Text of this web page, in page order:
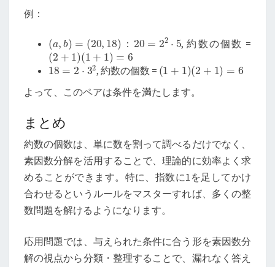
例：
(a b)= 20,18 ： 20 2⋅5 , 約数の個数 =
(2+ 1)(1 +1)=6
18 = ⋅32 , 約数の個数 = (1 )(2 +1 6
よって、このペアは条件を満たします。
まとめ
約数の個数は、単に数を割って調べるだけでなく、
素因数分解を活用することで、理論的に効率よく求
めることができます。特に、指数に1を足してかけ
合わせるというルールをマスターすれば、多くの整
数問題を解けるようになります。
応用問題では、与えられた条件に合う形を素因数分
解の視点から分類・整理することで、漏れなく答え